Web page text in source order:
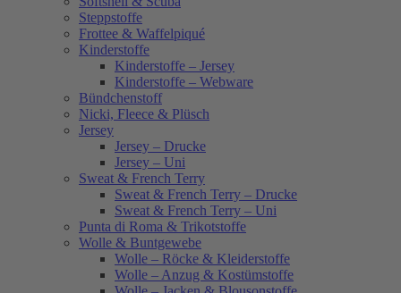
Steppstoffe
Frottee & Waffelpiqué
Kinderstoffe
Kinderstoffe – Jersey
Kinderstoffe – Webware
Bündchenstoff
Nicki, Fleece & Plüsch
Jersey
Jersey – Drucke
Jersey – Uni
Sweat & French Terry
Sweat & French Terry – Drucke
Sweat & French Terry – Uni
Punta di Roma & Trikotstoffe
Wolle & Buntgewebe
Wolle – Röcke & Kleiderstoffe
Wolle – Anzug & Kostümstoffe